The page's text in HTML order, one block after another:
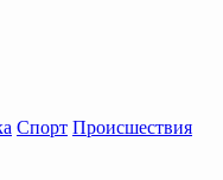
Спорт Происшествия